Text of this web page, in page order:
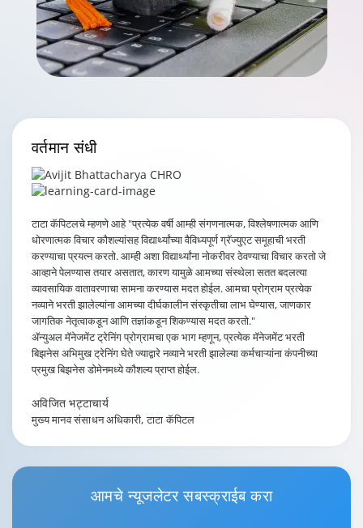
टाटा कॅपिटलचे म्हणणे आहे"प्रत्येक वर्षी आम्ही संगणनात्मक, विश्लेषणात्मक आणि
धोरणात्मक विचार कौशल्यांसह विद्यार्थ्यांच्या वैविध्यपूर्ण ग्रॅज्युएट समूहाची भरती
करण्याचा प्रयत्न करतो. आम्ही अशा विद्यार्थ्यांना नोकरीवर ठेवण्याचा विचार करतो जे
आव्हाने पेलण्यास तयार असतात, कारण यामुळे आमच्या संस्थेला सतत बदलत्या
व्यावसायिक वातावरणाचा सामना करण्यास मदत होईल. आमचा प्रोग्राम प्रत्येक
नव्याने भरती झालेल्यांना आमच्या दीर्घकालीन संस्कृतीचा लाभ घेण्यास, जाणकार
जागतिक नेतृत्वाकडून आणि तज्ञांकडून शिकण्यास मदत करतो."
ॲन्युअल मॅनेजमेंट ट्रेनिंग प्रोग्रामचा एक भाग म्हणून, प्रत्येक मॅनेजमेंट भरती
बिझनेस अभिमुख ट्रेनिंग घेते ज्याद्वारे नव्याने भरती झालेल्या कर्मचाऱ्यांना कंपनीच्या
प्रमुख बिझनेस डोमेनमध्ये कौशल्य प्राप्त होईल.
अविजित भट्टाचार्य
मुख्य मानव संसाधन अधिकारी, टाटा कॅपिटल
वर्तमानसंधी
आमचेन्यूजलेटरसबस्क्राईब करा